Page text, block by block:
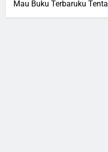
Mau Buku Terbaruku